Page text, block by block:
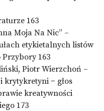
163
Moja Na Nic” –
etykietalnych listów
Przybory 163
Piotr Wierzchoń –
krytykretyni − głos
kreatywności
173